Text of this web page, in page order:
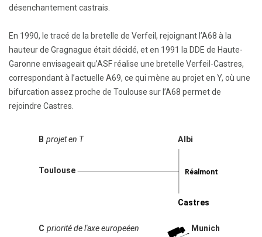
désenchantement castrais.
En 1990, le tracé de la bretelle de Verfeil, rejoignant l’A68 à la
hauteur de Gragnague était décidé, et en 1991 la DDE de Haute-
Garonne envisageait qu’ASF réalise une bretelle Verfeil-Castres,
correspondant à l’actuelle A69, ce qui mène au projet en Y, où une
bifurcation assez proche de Toulouse sur l’A68 permet de
rejoindre Castres.